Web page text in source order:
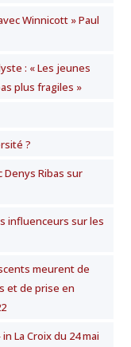
Winnicott » Paul
: « Les jeunes
plus fragiles »
?
Denys Ribas sur
influenceurs sur les
meurent de
et de prise en
La Croix du 24 mai